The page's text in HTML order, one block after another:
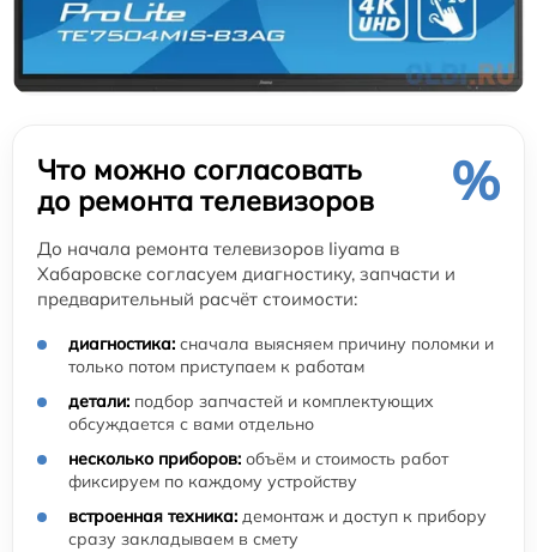
Что можно согласовать
до ремонта телевизоров
%
До начала ремонта телевизоров Iiyama в
Хабаровске согласуем диагностику, запчасти и
предварительный расчёт стоимости:
диагностика: сначала выясняем причину поломки и
только потом приступаем к работам
детали: подбор запчастей и комплектующих
обсуждается с вами отдельно
несколько приборов: объём и стоимость работ
фиксируем по каждому устройству
встроенная техника: демонтаж и доступ к прибору
сразу закладываем в смету